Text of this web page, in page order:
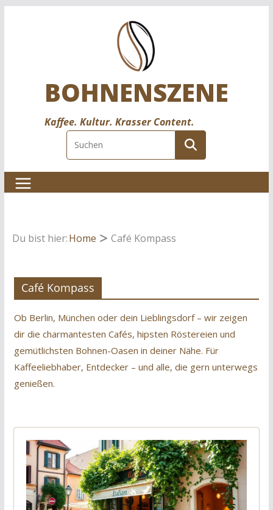
BOHNENSZENE
Kaffee. Kultur. Krasser Content.
Du bist hier:Home Café Kompass
Café Kompass
Ob Berlin, München oder dein Lieblingsdorf – wir zeigen
dir die charmantesten Cafés, hipsten Röstereien und
gemütlichsten Bohnen-Oasen in deiner Nähe. Für
Kaffeeliebhaber, Entdecker – und alle, die gern unterwegs
genießen.